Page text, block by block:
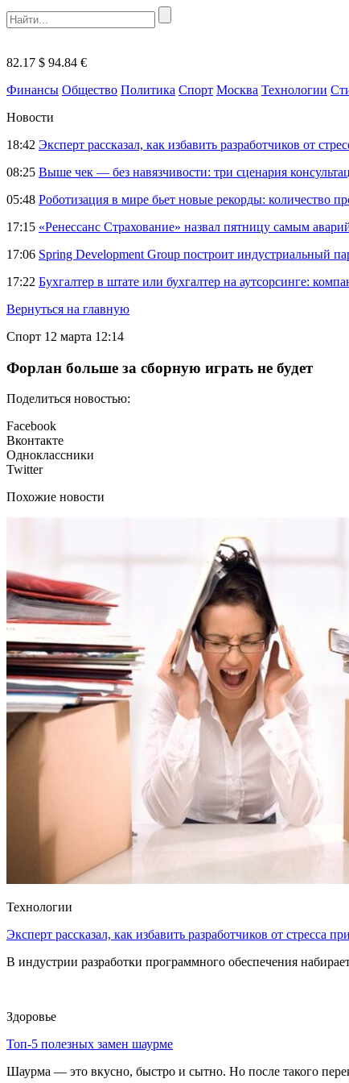
82.17 $ 94.84 €
Финансы Общество Политика Спорт Москва Технологии
Новости
18:42 Эксперт рассказал, как избавить разработчиков от
08:25 Выше чек — без навязчивости: три сценария
05:48 Роботизация в мире бьет новые рекорды: количество
17:15 «Ренессанс Страхование» назвал пятницу самым
17:06 Spring Development Group построит индустриальный
17:22 Бухгалтер в штате или бухгалтер на аутсорсинге:
Вернуться на главную
Спорт 12 марта 12:14
Форлан больше за сборную играть не будет
Поделиться новостью:
Facebook
Вконтакте
Одноклассники
Twitter
Похожие новости
Технологии
Эксперт рассказал, как избавить разработчиков от стресса
В индустрии разработки программного обеспечения
Здоровье
Топ-5 полезных замен шаурме
Шаурма — это вкусно, быстро и сытно. Но после такого